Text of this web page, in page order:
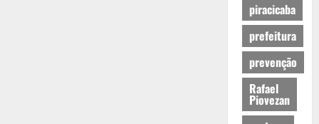
piracicaba
prefeitura
prevenção
Rafael
Piovezan